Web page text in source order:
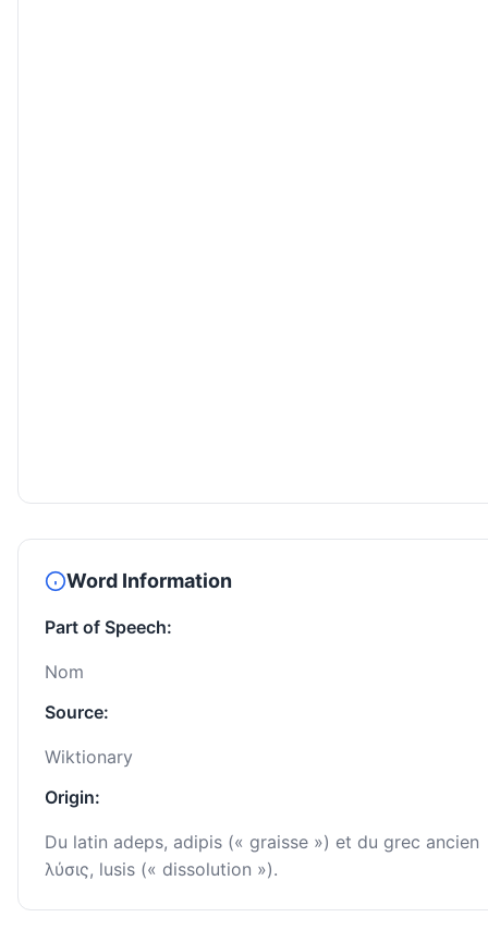
Word Information
Part of Speech:
Nom
Source:
Wiktionary
Origin:
Du latin adeps, adipis (« graisse ») et du grec ancien
λύσις, lusis (« dissolution »).